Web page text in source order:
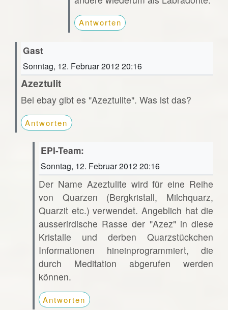
Antworten
Gast
Sonntag, 12. Februar 2012 20:16
Azeztulit
Bei ebay gibt es "Azeztulite". Was ist das?
Antworten
EPI-Team:
Sonntag, 12. Februar 2012 20:16
Der Name Azeztulite wird für eine Reihe
von Quarzen (Bergkristall, Milchquarz,
Quarzit etc.) verwendet. Angeblich hat die
ausserirdische Rasse der "Azez" in diese
Kristalle und derben Quarzstückchen
Informationen hineinprogrammiert, die
durch Meditation abgerufen werden
können.
Antworten